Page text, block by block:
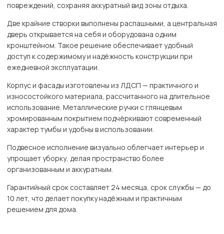
повреждений, сохраняя аккуратный вид зоны отдыха.
Две крайние створки выполнены распашными, а центральная
дверь открывается на себя и оборудована одним
кронштейном. Такое решение обеспечивает удобный
доступ к содержимому и надёжность конструкции при
ежедневной эксплуатации.
Корпус и фасады изготовлены из ЛДСП — практичного и
износостойкого материала, рассчитанного на длительное
использование. Металлические ручки с глянцевым
хромированным покрытием подчёркивают современный
характер тумбы и удобны в использовании.
Подвесное исполнение визуально облегчает интерьер и
упрощает уборку, делая пространство более
организованным и аккуратным.
Гарантийный срок составляет 24 месяца, срок службы — до
10 лет, что делает покупку надёжным и практичным
решением для дома.